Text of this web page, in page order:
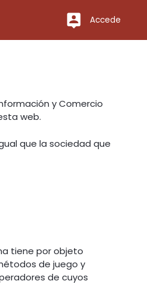
Accede
y Comercio
web.
que la sociedad que
tiene por objeto
de juego y
de cuyos